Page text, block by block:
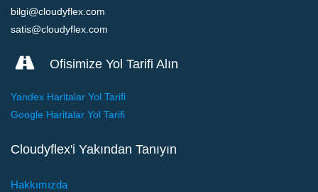
bilgi@cloudyflex.com
satis@cloudyflex.com
Ofisimize Yol Tarifi Alın
Yandex Haritalar Yol Tarifi
Google Haritalar Yol Tarifi
Cloudyflex'i Yakından Tanıyın
Hakkımızda